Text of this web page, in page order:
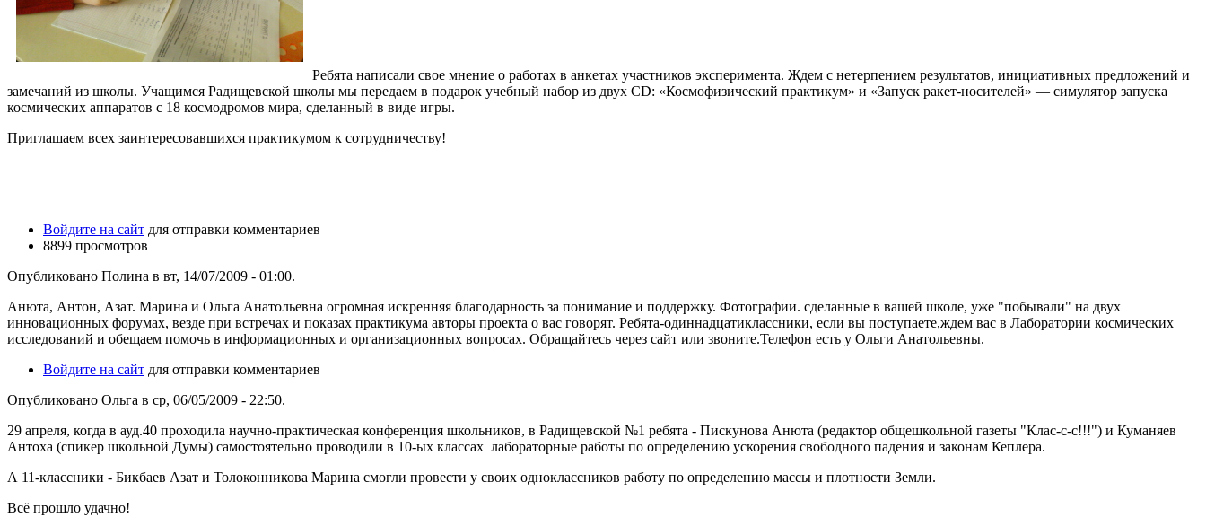
Ребята написали свое мнение о работах в анкетах участников эксперимента. Ждем с нетерпением результатов, инициативных предложений и
замечаний из школы. Учащимся Радищевской школы мы передаем в подарок учебный набор из двух CD: «Космофизический практикум» и «Запуск ракет-носителей» — симулятор запуска
космических аппаратов с 18 космодромов мира, сделанный в виде игры.
Приглашаем всех заинтересовавшихся практикумом к сотрудничеству!
Войдите на сайт для отправки комментариев
8899 просмотров
Опубликовано Полина в вт, 14/07/2009 - 01:00.
Анюта, Антон, Азат. Марина и Ольга Анатольевна огромная искренняя благодарность за понимание и поддержку. Фотографии. сделанные в вашей школе, уже "побывали" на двух
инновационных форумах, везде при встречах и показах практикума авторы проекта о вас говорят. Ребята-одиннадцатиклассники, если вы поступаете,ждем вас в Лаборатории космических
исследований и обещаем помочь в информационных и организационных вопросах. Обращайтесь через сайт или звоните.Телефон есть у Ольги Анатольевны.
Войдите на сайт для отправки комментариев
Опубликовано Ольга в ср, 06/05/2009 - 22:50.
29 апреля, когда в ауд.40 проходила научно-практическая конференция школьников, в Радищевской №1 ребята - Пискунова Анюта (редактор общешкольной газеты "Клас-с-с!!!") и Куманяев
Антоха (спикер школьной Думы) самостоятельно проводили в 10-ых классах лабораторные работы по определению ускорения свободного падения и законам Кеплера.
А 11-классники - Бикбаев Азат и Толоконникова Марина смогли провести у своих одноклассников работу по определению массы и плотности Земли.
Всё прошло удачно!